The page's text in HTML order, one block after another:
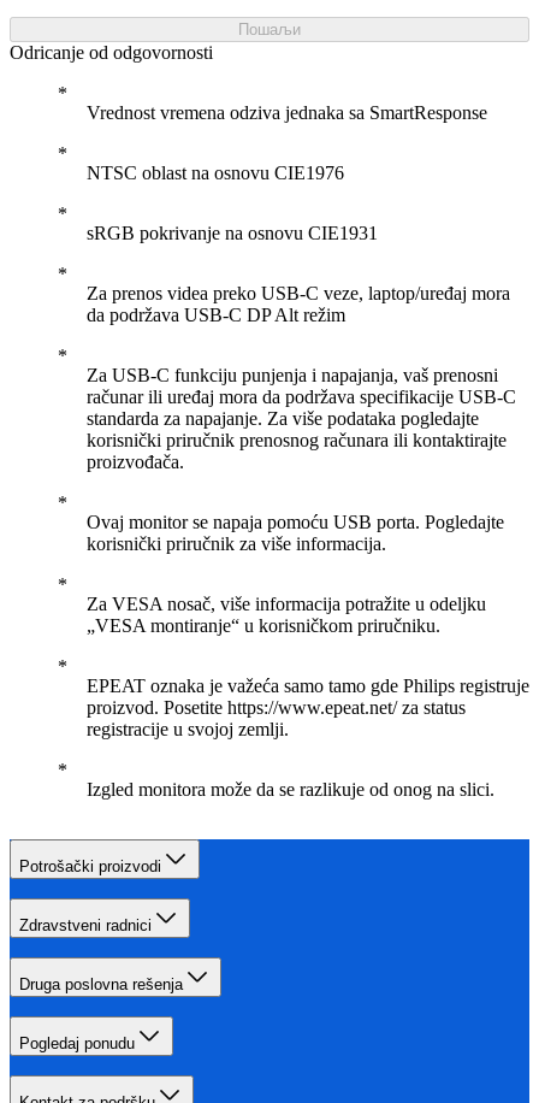
Пошаљи
Odricanje od odgovornosti
Vrednost vremena odziva jednaka sa SmartResponse
NTSC oblast na osnovu CIE1976
sRGB pokrivanje na osnovu CIE1931
Za prenos videa preko USB-C veze, laptop/uređaj mora
da podržava USB-C DP Alt režim
Za USB-C funkciju punjenja i napajanja, vaš prenosni
računar ili uređaj mora da podržava specifikacije USB-C
standarda za napajanje. Za više podataka pogledajte
korisnički priručnik prenosnog računara ili kontaktirajte
proizvođača.
Ovaj monitor se napaja pomoću USB porta. Pogledajte
korisnički priručnik za više informacija.
Za VESA nosač, više informacija potražite u odeljku
„VESA montiranje“ u korisničkom priručniku.
EPEAT oznaka je važeća samo tamo gde Philips registruje
proizvod. Posetite https://www.epeat.net/ za status
registracije u svojoj zemlji.
Izgled monitora može da se razlikuje od onog na slici.
Potrošački proizvodi
Zdravstveni radnici
Druga poslovna rešenja
Pogledaj ponudu